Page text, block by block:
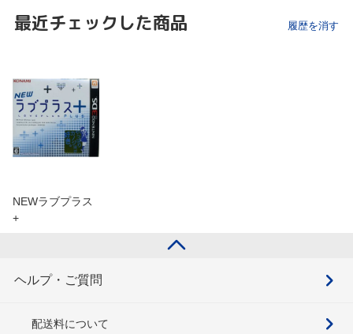
最近チェックした商品 履歴を消す
NEWラブプラス
+
ヘルプ・ご質問
配送料について